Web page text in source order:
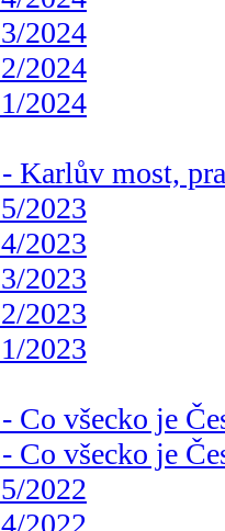
2024
2024
2024
Karlův most,
2023
2023
2023
2023
2023
Co všecko je
Co všecko je
2022